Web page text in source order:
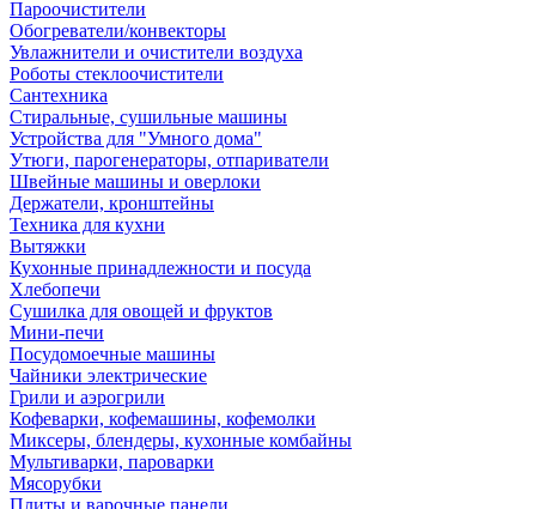
Пароочистители
Обогреватели/конвекторы
Увлажнители и очистители воздуха
Роботы стеклоочистители
Сантехника
Стиральные, сушильные машины
Устройства для "Умного дома"
Утюги, парогенераторы, отпариватели
Швейные машины и оверлоки
Держатели, кронштейны
Техника для кухни
Вытяжки
Кухонные принадлежности и посуда
Хлебопечи
Сушилка для овощей и фруктов
Мини-печи
Посудомоечные машины
Чайники электрические
Грили и аэрогрили
Кофеварки, кофемашины, кофемолки
Миксеры, блендеры, кухонные комбайны
Мультиварки, пароварки
Мясорубки
Плиты и варочные панели